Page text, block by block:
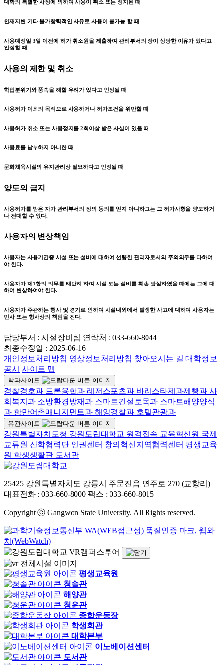
대학의 특별한 사정에 의하여 사용이 취소 또는 정지된 때
천재지변 기타 불가항력적인 사유로 사용이 불가능 할 때
사용예정일 3일 이전에 허가 취소원을 제출하여 관리부서의 장이 상당한 이유가 있다고
인정할 때
사용의 제한 및 취소
학업분위기와 풍속을 해할 우려가 있다고 인정될 때
사용허가 이외의 목적으로 사용하거나 허가조건을 위반할 때
사용허가 취소 또는 사용정지를 2회이상 받은 사실이 있을 때
사용료를 납부하지 아니한 때
문화체육시설의 유지관리상 필요하다고 인정될 때
양도의 금지
사용허가를 받은 자가 관리부서의 장의 동의를 얻지 아니하고는 그 허가사항을 양도하거
나 전대할 수 없다.
사용자의 변상책임
사용자는 사용기간중 시설 또는 설비에 대하여 선량한 관리자로서의 주의의무를 다하여
야 한다.
사용자가 제1항의 의무를 태만히 하여 시설 또는 설비를 훼손 망실하였을 때에는 그에 대
하여 변상하여야 한다.
사용자가 주관하는 행사 및 경기로 인하여 시설내외에서 발생한 사고에 대하여 사용자는
민사 또는 형사상의 책임을 진다.
담당부서 : 시설장비팀 연락처 : 033-660-8044
최종수정일 : 2025-06-16
개인정보처리방침 영상정보처리방침 찾아오시는 길 대학정보
공시 사이트 맵
학과사이트
경찰경호과 드론융합과 레저스포츠과 바리스타제과제빵과 사
회복지과 소방환경방재과 스마트건설토목과 스마트해양양식
과 항만어촌매니지먼트과 해양경찰과 호텔관광과
유관사이트
강원특별자치도청 강원도립대학교 원격접속 교육혁신원 국제
교류원 산학협력단 인권센터 창의혁신지역협력센터 평생교육
원 학생생활관 도서관
25425 강원특별자치도 강릉시 주문진읍 연주로 270 (교항리)
대표전화 : 033-660-8000 팩스 : 033-660-8015
Copyright ⓒ Gangwon State University. All Rights reserved.
VR캠퍼스투어
평생교육원
청솔관
해양관
청운관
종합운동장
학생회관
대학본부
이노베이션센터
도서관